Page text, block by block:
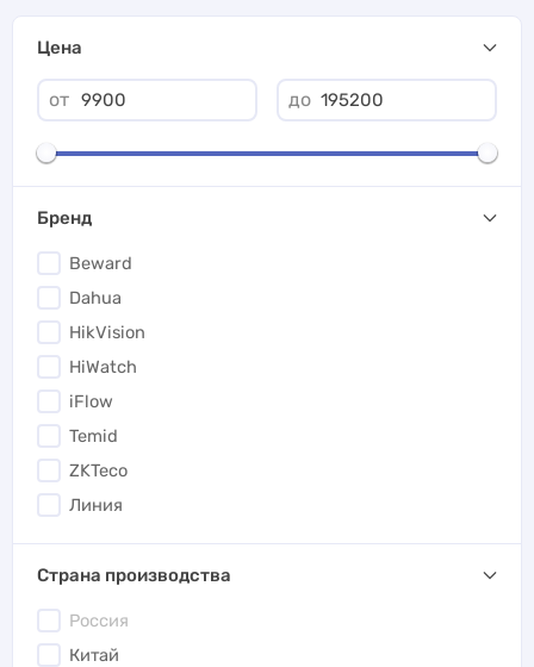
Цена
от до
Бренд
Beward
Dahua
HikVision
HiWatch
iFlow
Temid
ZKTeco
Линия
Страна производства
Россия
Китай